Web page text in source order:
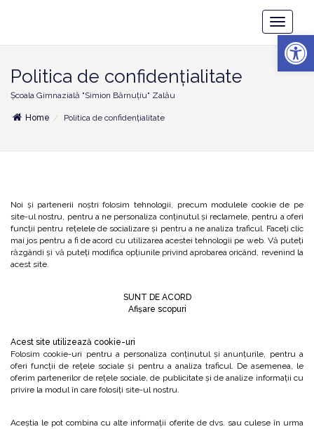
Toggle
Politica de confidențialitate
Școala Gimnazială "Simion Bărnuțiu" Zalău
Home Politica de confidențialitate
Noi și partenerii noștri folosim tehnologii, precum modulele cookie de pe
site-ul nostru, pentru a ne personaliza conținutul și reclamele, pentru a oferi
funcții pentru rețelele de socializare și pentru a ne analiza traficul. Faceți clic
mai jos pentru a fi de acord cu utilizarea acestei tehnologii pe web. Vă puteți
răzgândi și vă puteți modifica opțiunile privind aprobarea oricând, revenind la
acest site.
SUNT DE ACORD
Afișare scopuri
Acest site utilizează cookie-uri
Folosim cookie-uri pentru a personaliza conținutul și anunțurile, pentru a
oferi funcții de rețele sociale și pentru a analiza traficul. De asemenea, le
oferim partenerilor de rețele sociale, de publicitate și de analize informații cu
privire la modul în care folosiți site-ul nostru.
Aceștia le pot combina cu alte informații oferite de dvs. sau culese în urma